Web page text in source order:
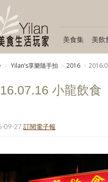
美食集 美飲
Yilanʼs享樂隨手拍 2016
小龍飲食
09-27 訂閱電子報